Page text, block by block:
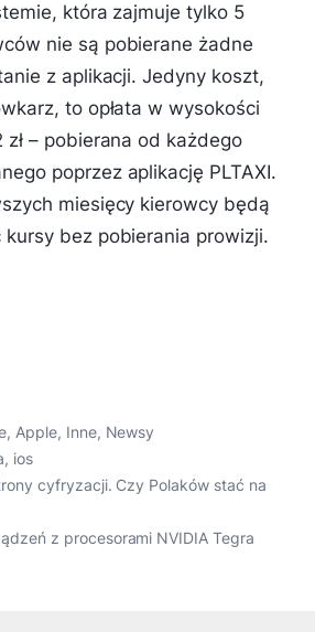
która zajmuje tylko 5
nie są pobierane żadne
z aplikacji. Jedyny koszt,
to opłata w wysokości
zł – pobierana od każdego
poprzez aplikację PLTAXI.
miesięcy kierowcy będą
kursy bez pobierania prowizji.
,Apple, Inne, Newsy
, ios
cyfryzacji. Czy Polaków stać na
z procesorami NVIDIA Tegra